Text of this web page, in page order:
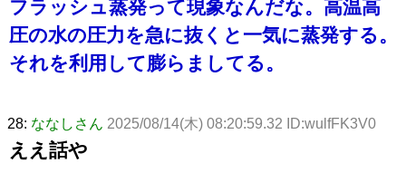
フラッシュ蒸発って現象なんだな。高温高
圧の水の圧力を急に抜くと一気に蒸発する。
それを利用して膨らましてる。
28: ななしさん 2025/08/14(木) 08:20:59.32 ID:wulfFK3V0
ええ話や